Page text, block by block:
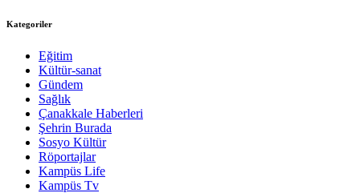
Kategoriler
Eğitim
Kültür-sanat
Gündem
Sağlık
Çanakkale Haberleri
Şehrin Burada
Sosyo Kültür
Röportajlar
Kampüs Life
Kampüs Tv